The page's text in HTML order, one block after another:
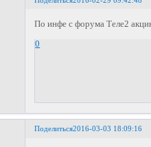
По инфе с форума Теле2
0
Поделиться2016-03-03 18:09:16